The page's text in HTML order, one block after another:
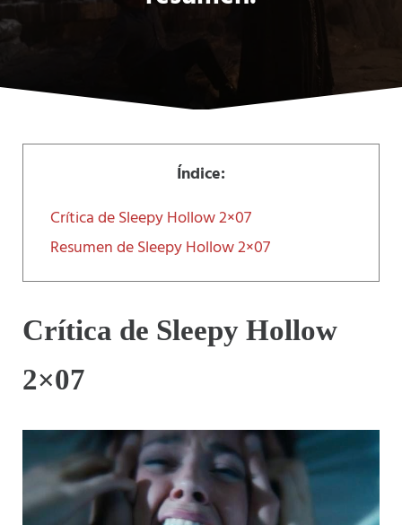
Índice:
Crítica de Sleepy Hollow 2×07
Resumen de Sleepy Hollow 2×07
Crítica de Sleepy Hollow
2×07